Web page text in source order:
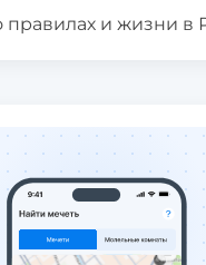
правилах и жизни в